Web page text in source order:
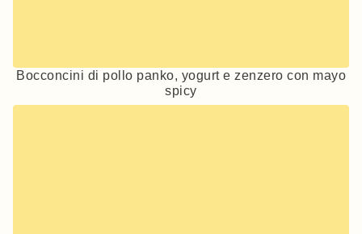
Bocconcini di pollo panko, yogurt e zenzero con mayo
spicy